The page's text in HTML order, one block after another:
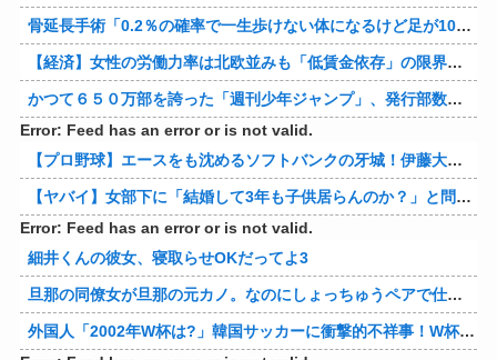
骨延長手術「0.2％の確率で一生歩けない体になるけど足が10cm伸びます」←コスパ良すぎるだろ
【経済】女性の労働力率は北欧並みも「低賃金依存」の限界 団塊世代の完全引退で、企業が迫られる“最後の選択”
かつて６５０万部を誇った「週刊少年ジャンプ」、発行部数が初の100万部割れ
Error: Feed has an error or is not valid.
【プロ野球】エースをも沈めるソフトバンクの牙城！伊藤大海の対ホークス防御率から見るパリーグの厳しさ
【ヤバイ】女部下に「結婚して3年も子供居らんのか？」と問い詰めた結果ｗｗｗｗ 他
Error: Feed has an error or is not valid.
細井くんの彼女、寝取らせOKだってよ3
旦那の同僚女が旦那の元カノ。なのにしょっちゅうペアで仕事してて遅くまで残業したり二人で出張に行ったり。なんで「今度の出張は一人で行く」って嘘つくのかな
外国人「2002年W杯は?」韓国サッカーに衝撃的不祥事！W杯予選でレフリーへの性的接待発覚！海外騒然！【海外の反応】